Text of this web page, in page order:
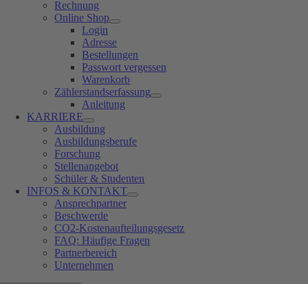
Rechnung
Online Shop
Login
Adresse
Bestellungen
Passwort vergessen
Warenkorb
Zählerstandserfassung
Anleitung
KARRIERE
Ausbildung
Ausbildungsberufe
Forschung
Stellenangebot
Schüler & Studenten
INFOS & KONTAKT
Ansprechpartner
Beschwerde
CO2-Kostenaufteilungsgesetz
FAQ: Häufige Fragen
Partnerbereich
Unternehmen